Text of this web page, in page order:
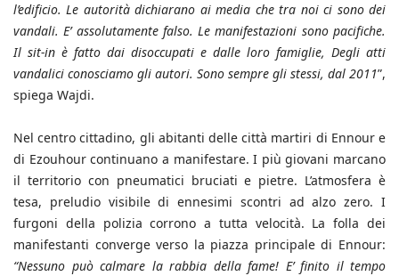
l’edificio. Le autorità dichiarano ai media che tra noi ci sono dei
vandali. E’ assolutamente falso. Le manifestazioni sono pacifiche.
Il sit-in è fatto dai disoccupati e dalle loro famiglie, Degli atti
vandalici conosciamo gli autori. Sono sempre gli stessi, dal 2011”,
spiega Wajdi.
Nel centro cittadino, gli abitanti delle città martiri di Ennour e
di Ezouhour continuano a manifestare. I più giovani marcano
il territorio con pneumatici bruciati e pietre. L’atmosfera è
tesa, preludio visibile di ennesimi scontri ad alzo zero. I
furgoni della polizia corrono a tutta velocità. La folla dei
manifestanti converge verso la piazza principale di Ennour:
“Nessuno può calmare la rabbia della fame! E’ finito il tempo